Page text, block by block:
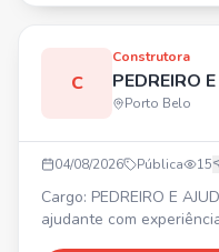
C
Construtora
PEDREIRO
Porto Belo
04/08/2026 Pública 15
Cargo: PEDREIRO E AJUDANTE 02 vagas
ajudante com